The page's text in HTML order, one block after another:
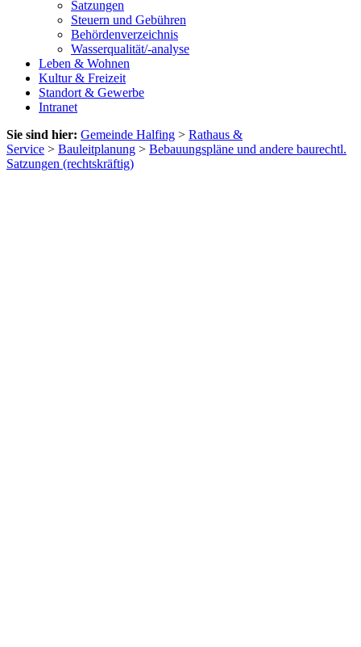
Satzungen
Steuern und Gebühren
Behördenverzeichnis
Wasserqualität/-analyse
Leben & Wohnen
Kultur & Freizeit
Standort & Gewerbe
Intranet
Sie sind hier: Gemeinde Halfing > Rathaus &
Service > Bauleitplanung > Bebauungspläne und andere baurechtl.
Satzungen (rechtskräftig)